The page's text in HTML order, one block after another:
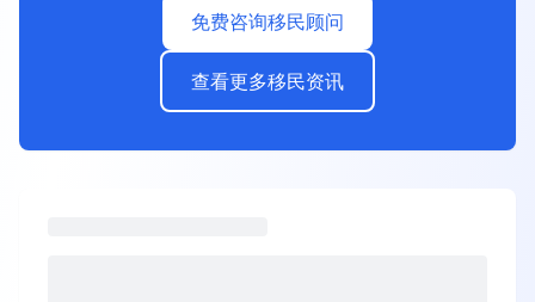
免费咨询移民顾问
查看更多移民资讯